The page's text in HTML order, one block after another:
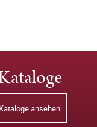
Kataloge ansehen